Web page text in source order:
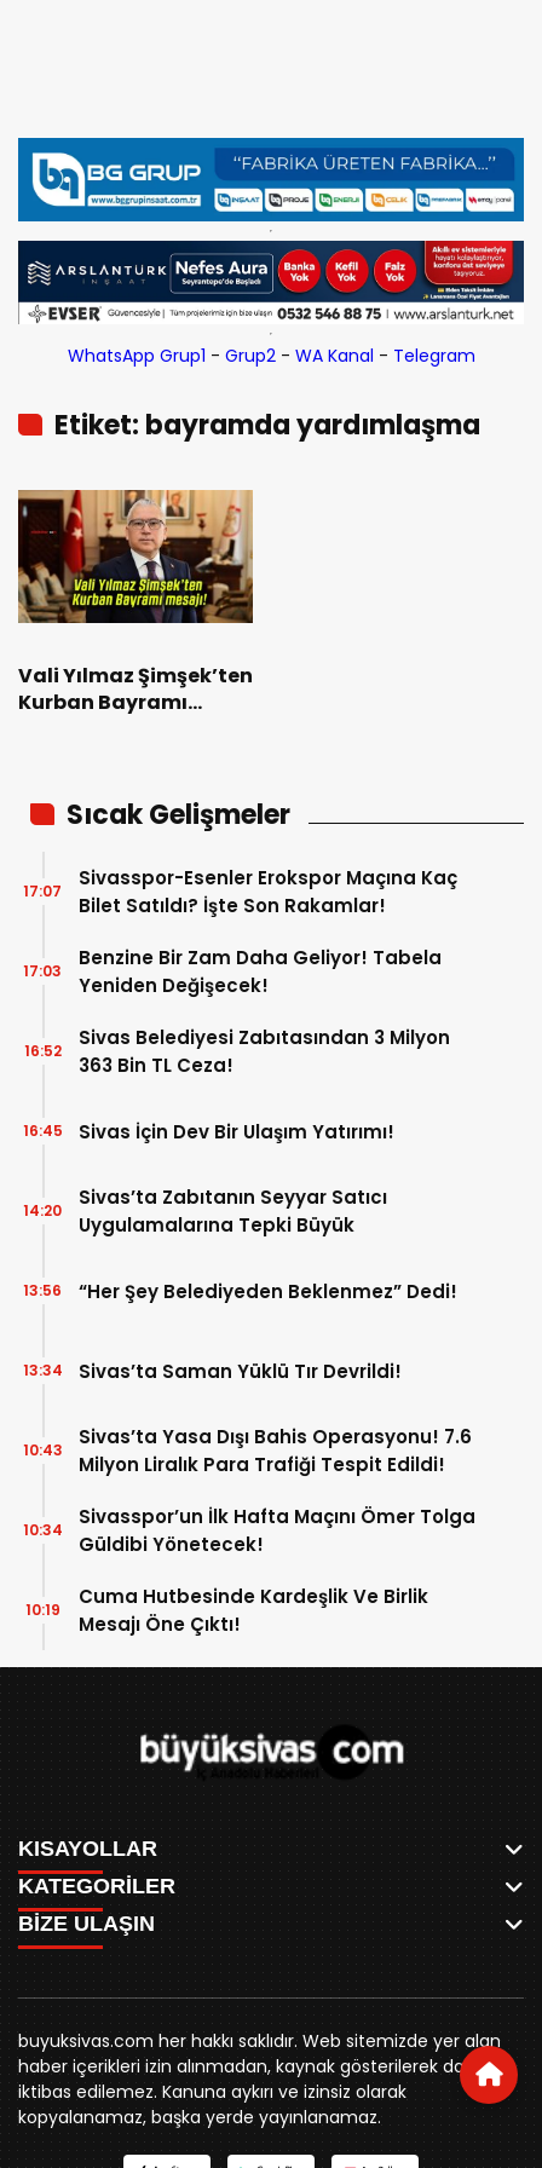
WhatsApp Grup1 - Grup2- WA Kanal - Telegram
Etiket: bayramda yardımlaşma
Vali Yılmaz Şimşek’ten
Kurban Bayramı
Sıcak Gelişmeler
Sivasspor-Esenler Erokspor Maçına Kaç
Bilet Satıldı? İşte Son Rakamlar!
17:07
Benzine Bir Zam Daha Geliyor! Tabela
Yeniden Değişecek!
17:03
Sivas Belediyesi Zabıtasından 3 Milyon
363 Bin TL Ceza!
16:52
Sivas İçin Dev Bir Ulaşım Yatırımı!
16:45
Sivas’ta Zabıtanın Seyyar Satıcı
Uygulamalarına Tepki Büyük
14:20
“Her Şey Belediyeden Beklenmez” Dedi!
13:56
Sivas’ta Saman Yüklü Tır Devrildi!
13:34
Sivas’ta Yasa Dışı Bahis Operasyonu! 7.6
Milyon Liralık Para Trafiği Tespit Edildi!
10:43
Sivasspor’un İlk Hafta Maçını Ömer Tolga
Güldibi Yönetecek!
10:34
Cuma Hutbesinde Kardeşlik Ve Birlik
Mesajı Öne Çıktı!
10:19
KISAYOLLAR
ANASAYFA
AKSU CANLI
MEYDAN CANLI
MEDRESELER CANLI
MERAKÜM CANLI
YUKARI TEKKE CANLI
KURUMSAL KİMLİK
REKLAM FİYATLARI
BİZE ULAŞIN
KÜNYE
KATEGORİLER
WHATSAPP
SPOR
SİYASET
BELEDİYE
SİVAS VALİLİĞİ
ÜNİVERSİTE
KURUMLAR
STK
YORUM
BİZE ULAŞIN
0346 221 00 60
buyuksivashaber@gmail.com
Örtülüpınar Mah. İnönü Bulvarı Özkahya Apt. Kat:3 D:7
Sivas
buyuksivas.com her hakkı saklıdır. Web sitemizde yer alan
haber içerikleri izin alınmadan, kaynak gösterilerek dahi
iktibas edilemez. Kanuna aykırı ve izinsiz olarak
kopyalanamaz, başka yerde yayınlanamaz.